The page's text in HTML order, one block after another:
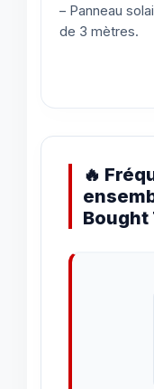
– Panneau
de 3 mètres.
🔥
Bought